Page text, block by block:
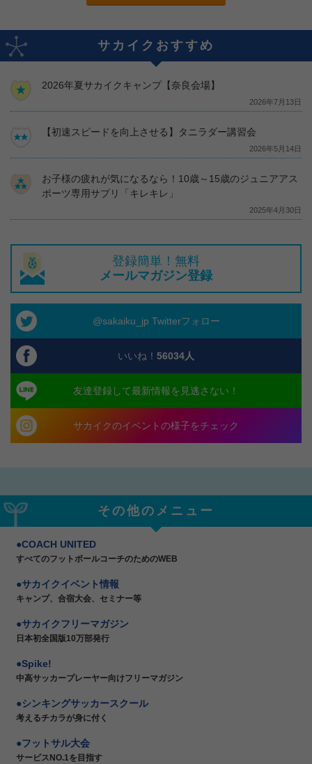
サカイクおすすめ
2026年夏サカイクキャンプ【奈良会場】
2026年7月13日
【初速スピードを向上させる】タニラダー講習会
2026年5月14日
お子様の疲れが気になるなら！10歳～15歳のジュニアアス
ポーツ専用サプリ「キレキレ」
2025年4月30日
登録簡単！無料
メールマガジン登録
@sakaiku_jp Twitterフォロー
いいね！ 56034人
友達登録して最新情報を見逃さない！
サカイクのイベントの様子をチェック
その他のメニュー
COACH UNITED
すべてのフットボールコーチのためのWEB
サカイクイベント情報
キャンプ、合宿大会、セミナー等
サカイクフリーマガジン
日本初全国版10万部発行
Spike!
中高サッカープレーヤー向けフリーマガジン
シンキングサッカースクール
考えるチカラが身に付く
フットサル大会
サービスNO.1を目指す